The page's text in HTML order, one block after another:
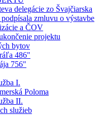
delegácie zo Švajčiarska
zmluvu o výstavbe
a ČOV
projektu
bytov
486"
756"
I.
Poloma
II.
služieb